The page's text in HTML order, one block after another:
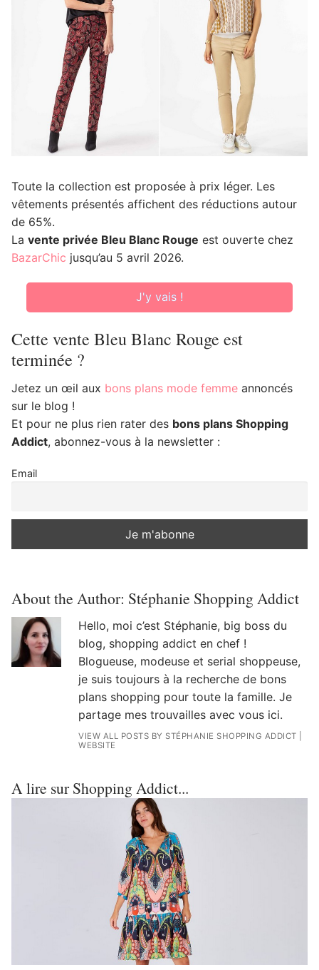
Toute la collection est proposée à prix léger. Les
vêtements présentés affichent des réductions autour
de 65%.
La vente privée Bleu Blanc Rouge est ouverte chez
BazarChic jusqu’au 5 avril 2026.
J'y vais !
Cette vente Bleu Blanc Rouge est
terminée ?
Jetez un œil aux bons plans mode femme annoncés
sur le blog !
Et pour ne plus rien rater des bons plans Shopping
Addict, abonnez-vous à la newsletter :
Email
About the Author: Stéphanie Shopping Addict
Hello, moi c’est Stéphanie, big boss du
blog, shopping addict en chef !
Blogueuse, modeuse et serial shoppeuse,
je suis toujours à la recherche de bons
plans shopping pour toute la famille. Je
partage mes trouvailles avec vous ici.
VIEW ALL POSTS BY STÉPHANIE SHOPPING ADDICT
WEBSITE
A lire sur Shopping Addict...